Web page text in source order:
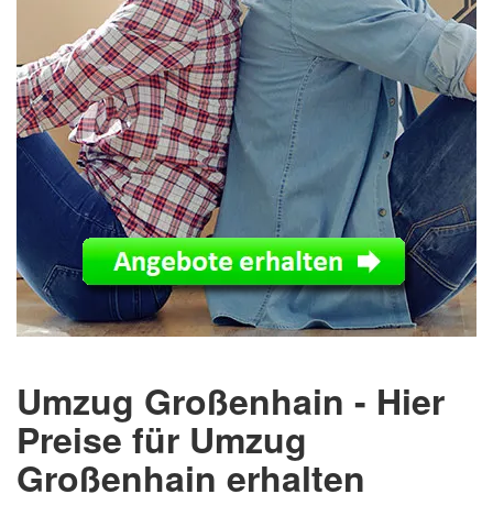
Umzug Großenhain - Hier
Preise für Umzug
Großenhain erhalten